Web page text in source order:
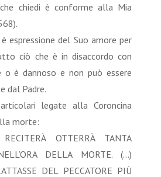
chiedi è conforme alla Mia
espressione del Suo amore per
ciò che è in disaccordo con
è dannoso e non può essere
dal Padre.
legate alla Coroncina
morte:
OTTERRÀ TANTA
DELLA MORTE. (...)
DEL PECCATORE PIÙ